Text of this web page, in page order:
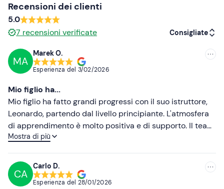
Casco (obbligatorio per i minorenni)
Skipass
Recensioni dei clienti
5.0
7 recensioni verificate Consigliate
Meno recenti
Più alte
MA
Marek O.
Esperienza del 3/02/2026
Mio figlio ha...
Mio figlio ha fatto grandi progressi con il suo istruttore,
Leonardo, partendo dal livello principiante. L'atmosfera
di apprendimento è molto positiva e di supporto. Il team
della Scuola è flessibile, reattivo e sempre sorridente.
Mostra di più
CA
Carlo D.
Esperienza del 28/01/2026